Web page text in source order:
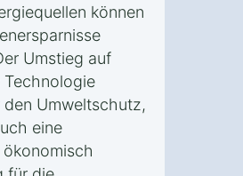
können
Umstieg auf
Umweltschutz,
eine